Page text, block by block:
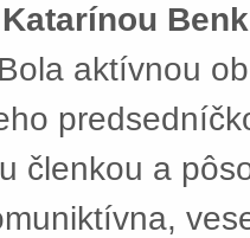
Katarínou
aktívnou
členkou a